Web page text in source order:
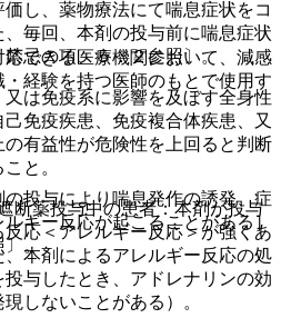
し、薬物療法にて喘息症状をコ
毎回、本剤の投与前に喘息症状
忌の項、５．２参照〕。
は免疫系に影響を及ぼす全身性
免疫疾患、免疫複合体疾患、又
有益性が危険性を上回ると判断
と。
薬投与中の患者：本剤が投与
応＜アレルギー反応＞が強くあ
本剤によるアレルギー反応の処
与したとき、アドレナリンの効
しないことがある）。
できる医療機関において、減感
経験を持つ医師のもとで使用す
投与により喘息発作の誘発、症
ギー反応が起こることがある］
。